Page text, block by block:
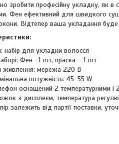
зробити професійну укладку, як в
Фен ефективний для швидкого
Відтепер ваша укладання
набір для укладки волосся
Фен -1 шт, праска - 1 шт
живлення: мережа 220 В
потужність: 45-55 W
оснащений 2 температурними і
з дисплеєм, температура
залежить від партії поставки,